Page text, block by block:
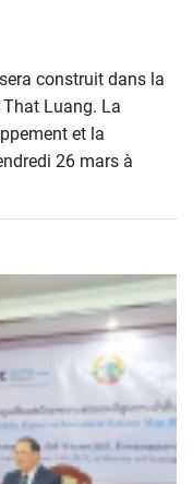
construit dans la
Luang. La
et la
26 mars à